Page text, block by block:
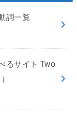
詞一覧
るサイト Two